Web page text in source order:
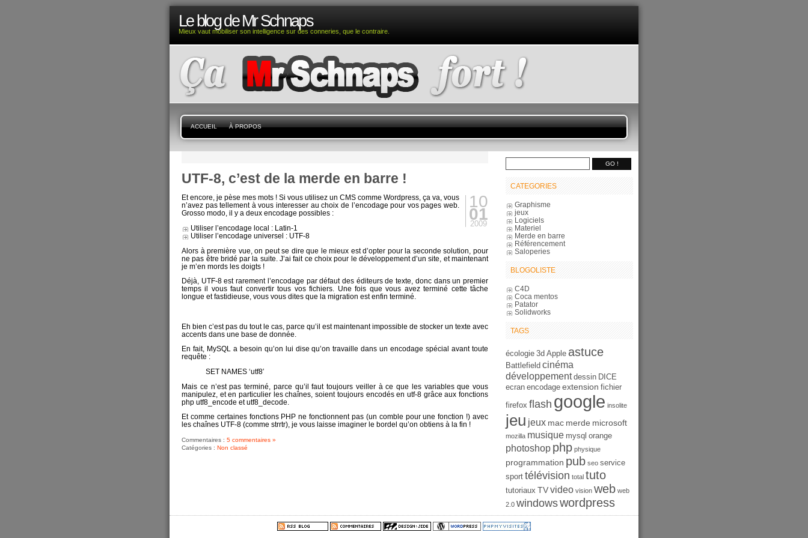
Le blog de Mr Schnaps
Mieux vaut mobiliser son intelligence sur des conneries, que le contraire.
ACCUEIL À PROPOS
UTF-8, c’est de la merde en barre !
10
01
2009
Et encore, je pèse mes mots ! Si vous utilisez un CMS comme Wordpress, ça va, vous
n’avez pas tellement à vous interesser au choix de l’encodage pour vos pages web.
Grosso modo, il y a deux encodage possibles :
Utiliser l’encodage local : Latin-1
Utiliser l’encodage universel : UTF-8
Alors à première vue, on peut se dire que le mieux est d’opter pour la seconde solution, pour
ne pas être bridé par la suite. J’ai fait ce choix pour le développement d’un site, et maintenant
je m’en mords les doigts !
Déjà, UTF-8 est rarement l’encodage par défaut des éditeurs de texte, donc dans un premier
temps il vous faut convertir tous vos fichiers. Une fois que vous avez terminé cette tâche
longue et fastidieuse, vous vous dites que la migration est enfin terminé.
Eh bien c’est pas du tout le cas, parce qu’il est maintenant impossible de stocker un texte avec
accents dans une base de donnée.
En fait, MySQL a besoin qu’on lui dise qu’on travaille dans un encodage spécial avant toute
requête :
SET NAMES ‘utf8′
Mais ce n’est pas terminé, parce qu’il faut toujours veiller à ce que les variables que vous
manipulez, et en particulier les chaînes, soient toujours encodés en utf-8 grâce aux fonctions
php utf8_encode et utf8_decode.
Et comme certaines fonctions PHP ne fonctionnent pas (un comble pour une fonction !) avec
les chaînes UTF-8 (comme strrtr), je vous laisse imaginer le bordel qu’on obtiens à la fin !
Commentaires : 5 commentaires »
Catégories : Non classé
CATEGORIES
Graphisme
jeux
Logiciels
Materiel
Merde en barre
Référencement
Saloperies
BLOGOLISTE
C4D
Coca mentos
Patator
Solidworks
TAGS
écologie 3d Apple astuce
Battlefield cinéma
développement dessin DICE
ecran encodage extension fichier
firefox flash google insolite
jeu jeux mac merde microsoft
mozilla musique mysql orange
photoshop php physique
programmation pub seo service
sport télévision total tuto
tutoriaux TVvideo vision web web
2.0 windowswordpress